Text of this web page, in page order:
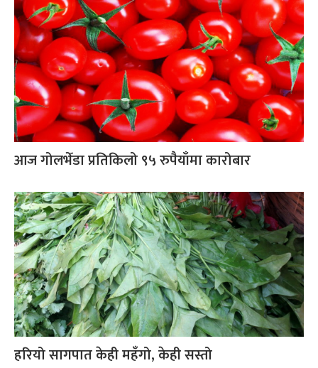
आज गोलभेँडा प्रतिकिलो ९५ रुपैयाँमा कारोबार
हरियो सागपात केही महँगो, केही सस्तो